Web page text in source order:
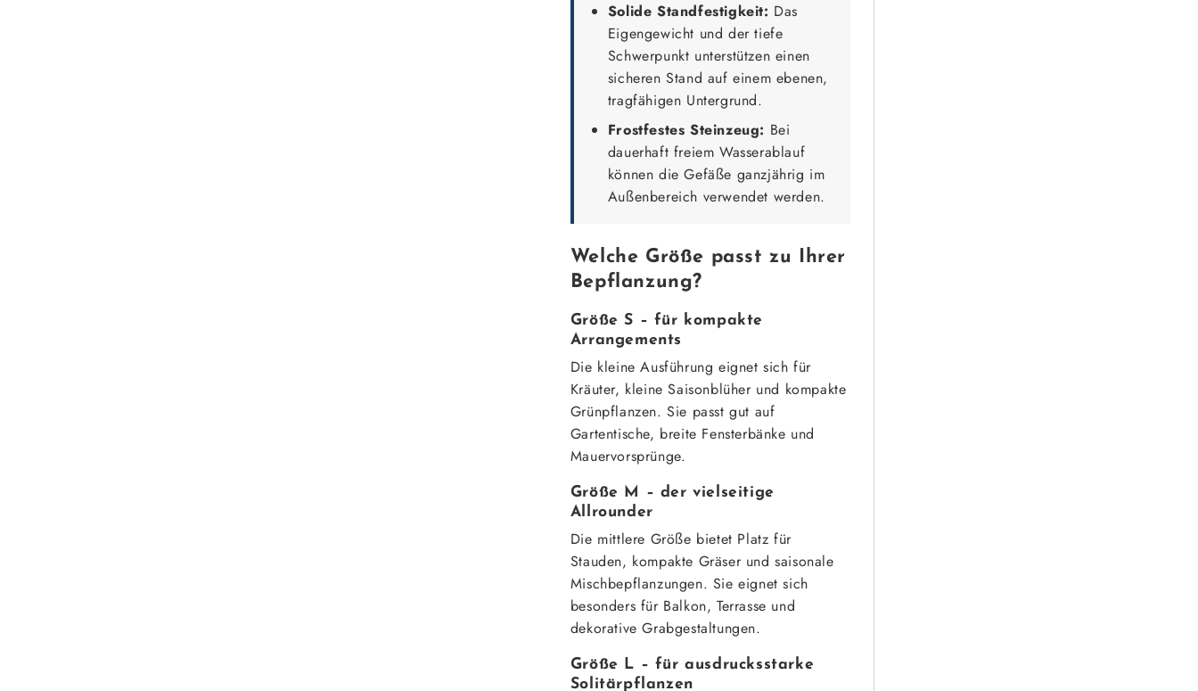
Solide Standfestigkeit: Das
Eigengewicht und der tiefe
Schwerpunkt unterstützen einen
sicheren Stand auf einem ebenen,
tragfähigen Untergrund.
Frostfestes Steinzeug: Bei
dauerhaft freiem Wasserablauf
können die Gefäße ganzjährig im
Außenbereich verwendet werden.
Welche Größe passt zu Ihrer
Bepflanzung?
Größe S – für kompakte
Arrangements
Die kleine Ausführung eignet sich für
Kräuter, kleine Saisonblüher und kompakte
Grünpflanzen. Sie passt gut auf
Gartentische, breite Fensterbänke und
Mauervorsprünge.
Größe M – der vielseitige
Allrounder
Die mittlere Größe bietet Platz für
Stauden, kompakte Gräser und saisonale
Mischbepflanzungen. Sie eignet sich
besonders für Balkon, Terrasse und
dekorative Grabgestaltungen.
Größe L – für ausdrucksstarke
Solitärpflanzen